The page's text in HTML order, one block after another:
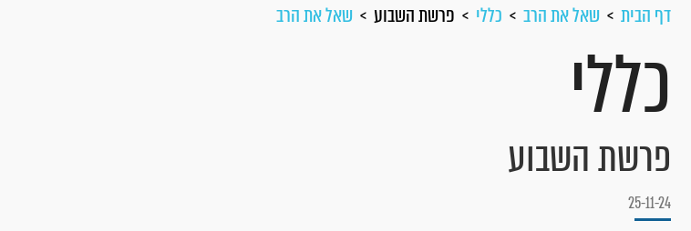
דף הבית שאל את הרב כללי פרשת השבוע שאל את הרב
כללי
פרשת השבוע
25-11-24